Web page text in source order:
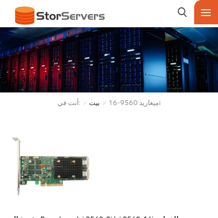
أنت في: / بيت / ميغاريد 9560-16i